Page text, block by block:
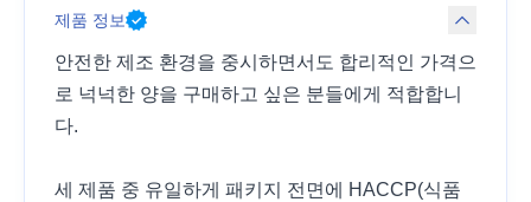
제품 정보
안전한 제조 환경을 중시하면서도 합리적인 가격으
로 넉넉한 양을 구매하고 싶은 분들에게 적합합니
다.
세 제품 중 유일하게 패키지 전면에 HACCP(식품